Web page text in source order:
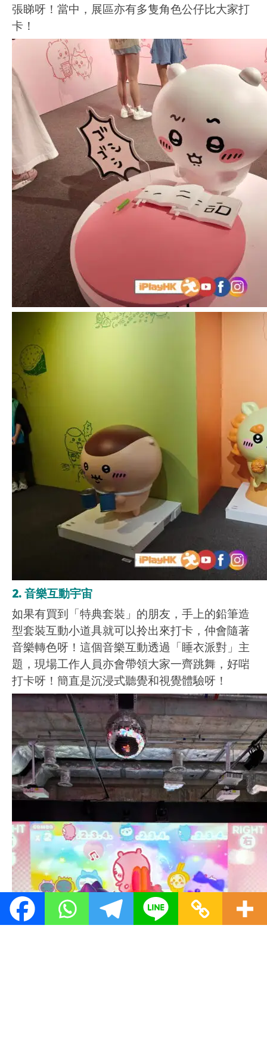
張睇呀！當中，展區亦有多隻角色公仔比大家打
卡！
2. 音樂互動宇宙
如果有買到「特典套裝」的朋友，手上的鉛筆造
型套裝互動小道具就可以拎出來打卡，仲會隨著
音樂轉色呀！這個音樂互動透過「睡衣派對」主
題，現場工作人員亦會帶領大家一齊跳舞，好啱
打卡呀！簡直是沉浸式聽覺和視覺體驗呀！